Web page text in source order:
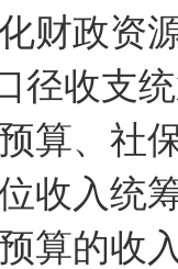
政资
收支统
算、社
收入统
算的收